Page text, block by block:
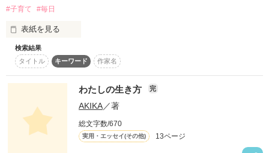
14歳の正しい生き方って
そんな彼女との出会いが…変わった日常を呼び込むのだった
＊ー＊ー＊ー＊ー＊
飴玉大好き冷酷非道な適当魔女
普通をこよなく愛する特殊部隊員
が
お送りする
#子育て
#毎日
表紙を見る
恋愛、仕事、結婚、妊娠、出産、子育て、離婚
女たちの人生は実に慌ただしく
壮絶と言える。
そんな中で、女でいたい！夢を持ちたい！大切にされたい！お
欲望をコトバにできる人は多くない。
まして、行動にできる人は一握りしかいないだろう。
世間体と心の葛藤が日々積み重なる。
麗しく凛と咲ける日を夢見て。
検索結果
タイトル
キーワード 作家名
わたしの生き方 完
AKIKA／著
総文字数/670
実用・エッセイ(その他) 13ページ